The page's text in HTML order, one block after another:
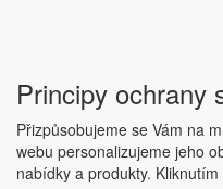
Principy ochrany
Přizpůsobujeme se Vám na
webu personalizujeme jeho
nabídky a produkty.